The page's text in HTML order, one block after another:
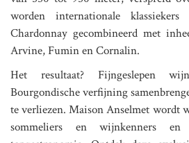
worden internationale
Chardonnay gecombineerd met
Arvine, Fumin en Cornalin.
Het resultaat? Fijngeslepen
Bourgondische verfijning
te verliezen. Maison Anselmet wordt
sommeliers en wijnkenners